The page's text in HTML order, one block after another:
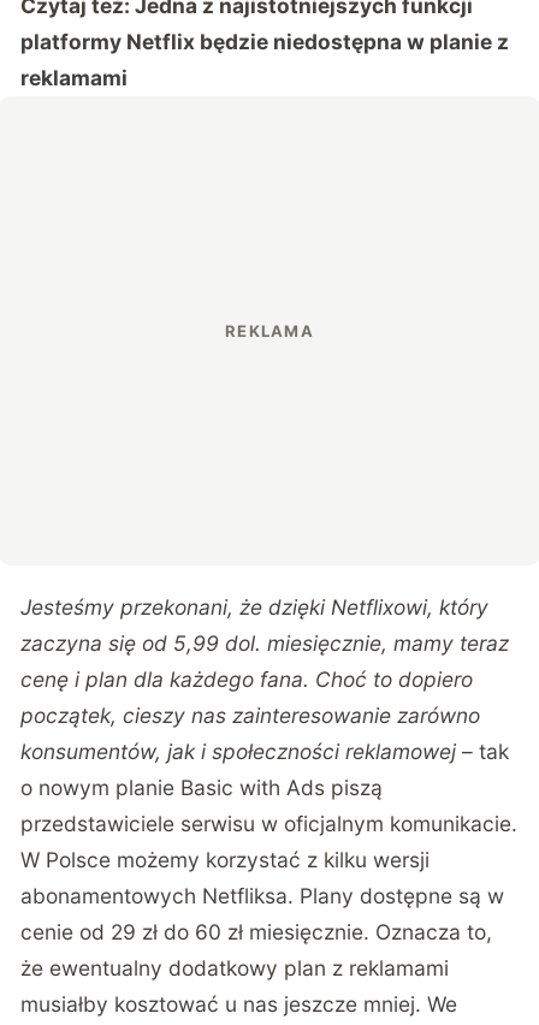
platformy Netflix będzie niedostępna w planie z
reklamami
Jesteśmy przekonani, że dzięki Netflixowi, który
zaczyna się od 5,99 dol. miesięcznie, mamy teraz
cenę i plan dla każdego fana. Choć to dopiero
początek, cieszy nas zainteresowanie zarówno
konsumentów, jak i społeczności reklamowej – tak
o nowym planie Basic with Ads piszą
przedstawiciele serwisu w oficjalnym komunikacie.
W Polsce możemy korzystać z kilku wersji
abonamentowych Netfliksa. Plany dostępne są w
cenie od 29 zł do 60 zł miesięcznie. Oznacza to,
że ewentualny dodatkowy plan z reklamami
musiałby kosztować u nas jeszcze mniej. We